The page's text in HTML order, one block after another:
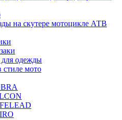
на скутере мотоцикле АТВ
одежды
мото